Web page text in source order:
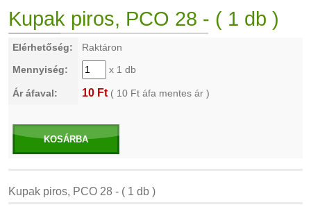
Kupak piros, PCO 28 - ( 1 db )
Elérhetőség:
Raktáron
Mennyiség:
x 1 db
Ár áfaval: 10 Ft ( 10 Ft áfa mentes ár )
KOSÁRBA
Kupak piros, PCO 28 - ( 1 db )